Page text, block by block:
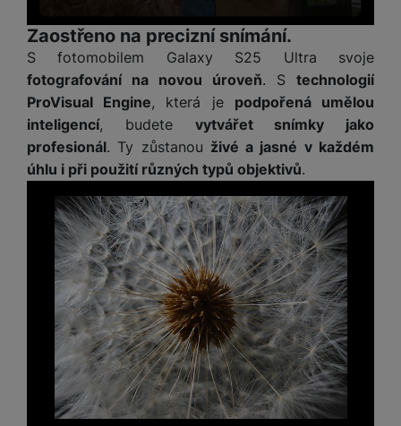
H
e
r
n
p
o
č
ít
a
č
o
v
é
ž
i
d
l
e
e
D
r
ž
k
p
r
o
t
e
l
e
v
i
z
e
R
d
r
á
t
o
é
o
w
e
r
b
a
n
k
y
P
o
w
ť
o
k
a
r
t
M
ic
r
o
S
D
H
C
M
S
t
y
u
s
y
M
ul
ti
Zaostřeno na precizní snímání.
S fotomobilem Galaxy S25 Ultra svoje
fotografování na novou úroveň. S technologií
ProVisual Engine, která je podpořená umělou
inteligencí, budete vytvářet snímky jako
profesionál. Ty zůstanou živé a jasné v každém
úhlu i při použití různých typů objektivů.